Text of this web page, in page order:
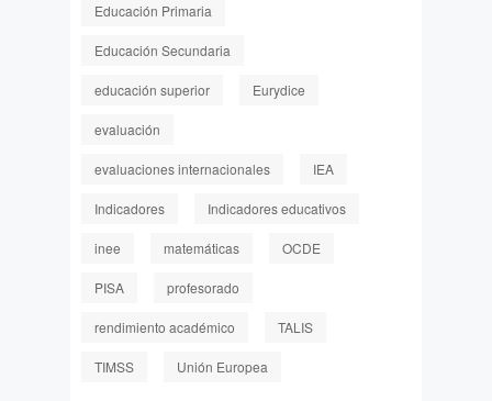
Educación Primaria
Educación Secundaria
educación superior Eurydice
evaluación
evaluaciones internacionales IEA
Indicadores Indicadores educativos
inee matemáticas OCDE
PISA profesorado
rendimiento académico TALIS
TIMSS Unión Europea